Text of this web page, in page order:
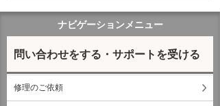
ナビゲーションメニュー
問い合わせをする・サポートを受ける
修理のご依頼